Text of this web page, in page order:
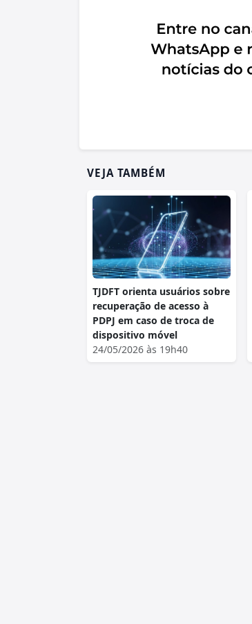
VEJA TAMBÉM
TJDFT orienta usuários sobre
recuperação de acesso à
PDPJ em caso de troca de
dispositivo móvel
24/05/2026 às 19h40